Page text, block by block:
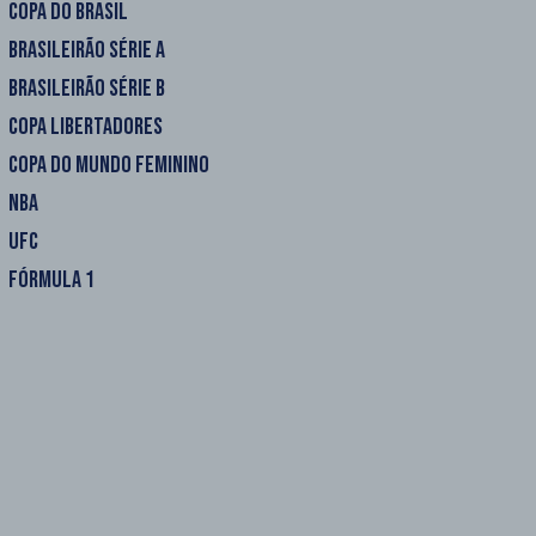
COPA DO BRASIL
BRASILEIRÃO SÉRIE A
BRASILEIRÃO SÉRIE B
COPA LIBERTADORES
COPA DO MUNDO FEMININO
NBA
UFC
FÓRMULA 1